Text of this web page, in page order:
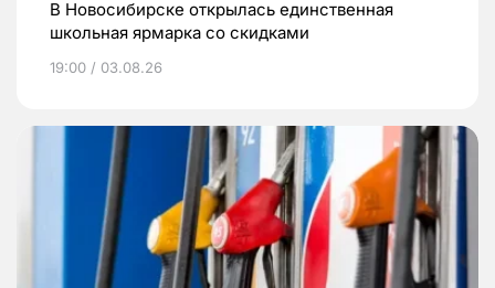
В Новосибирске открылась единственная
школьная ярмарка со скидками
19:00 / 03.08.26